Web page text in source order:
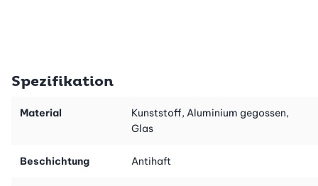
Spezifikation
Material
Kunststoff, Aluminium gegossen,
Glas
Beschichtung Antihaft